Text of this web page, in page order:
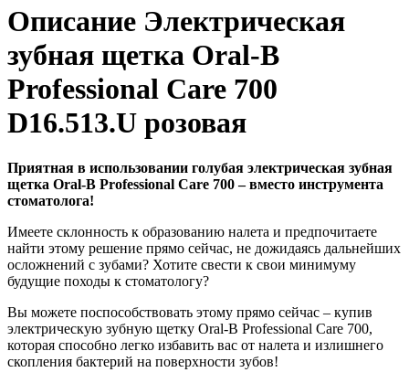
Описание Электрическая
зубная щетка Oral-B
Professional Care 700
D16.513.U розовая
Приятная в использовании голубая электрическая зубная
щетка Oral-B Professional Care 700 – вместо инструмента
стоматолога!
Имеете склонность к образованию налета и предпочитаете
найти этому решение прямо сейчас, не дожидаясь дальнейших
осложнений с зубами? Хотите свести к свои минимуму
будущие походы к стоматологу?
Вы можете поспособствовать этому прямо сейчас – купив
электрическую зубную щетку Oral-B Professional Care 700,
которая способно легко избавить вас от налета и излишнего
скопления бактерий на поверхности зубов!